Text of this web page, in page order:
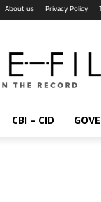
About us Privacy Policy
CBI – CID